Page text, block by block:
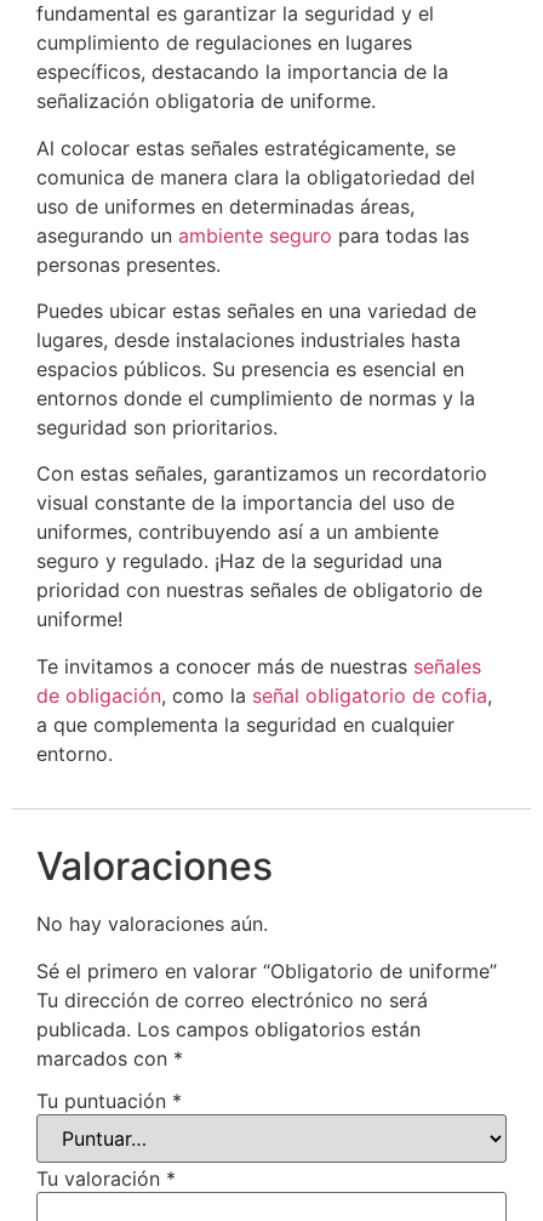
fundamental es garantizar la seguridad y el
cumplimiento de regulaciones en lugares
específicos, destacando la importancia de la
señalización obligatoria de uniforme.
Al colocar estas señales estratégicamente, se
comunica de manera clara la obligatoriedad del
uso de uniformes en determinadas áreas,
asegurando un ambiente seguro para todas las
personas presentes.
Puedes ubicar estas señales en una variedad de
lugares, desde instalaciones industriales hasta
espacios públicos. Su presencia es esencial en
entornos donde el cumplimiento de normas y la
seguridad son prioritarios.
Con estas señales, garantizamos un recordatorio
visual constante de la importancia del uso de
uniformes, contribuyendo así a un ambiente
seguro y regulado. ¡Haz de la seguridad una
prioridad con nuestras señales de obligatorio de
uniforme!
Te invitamos a conocer más de nuestras señales
de obligación, como la señal obligatorio de cofia,
a que complementa la seguridad en cualquier
entorno.
Valoraciones
No hay valoraciones aún.
Sé el primero en valorar “Obligatorio de uniforme”
Tu dirección de correo electrónico no será
publicada. Los campos obligatorios están
marcados con *
Tu puntuación *
Tu valoración *